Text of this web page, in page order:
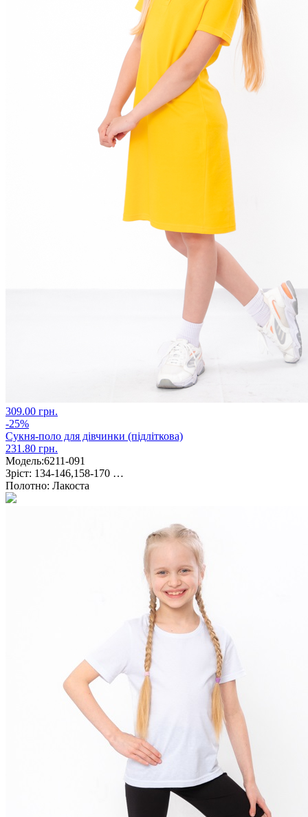
309.00 грн.
-25%
Сукня-поло для дівчинки (підліткова)
231.80 грн.
Модель:6211-091
Зріст: 134-146,158-170 …
Полотно: Лакоста